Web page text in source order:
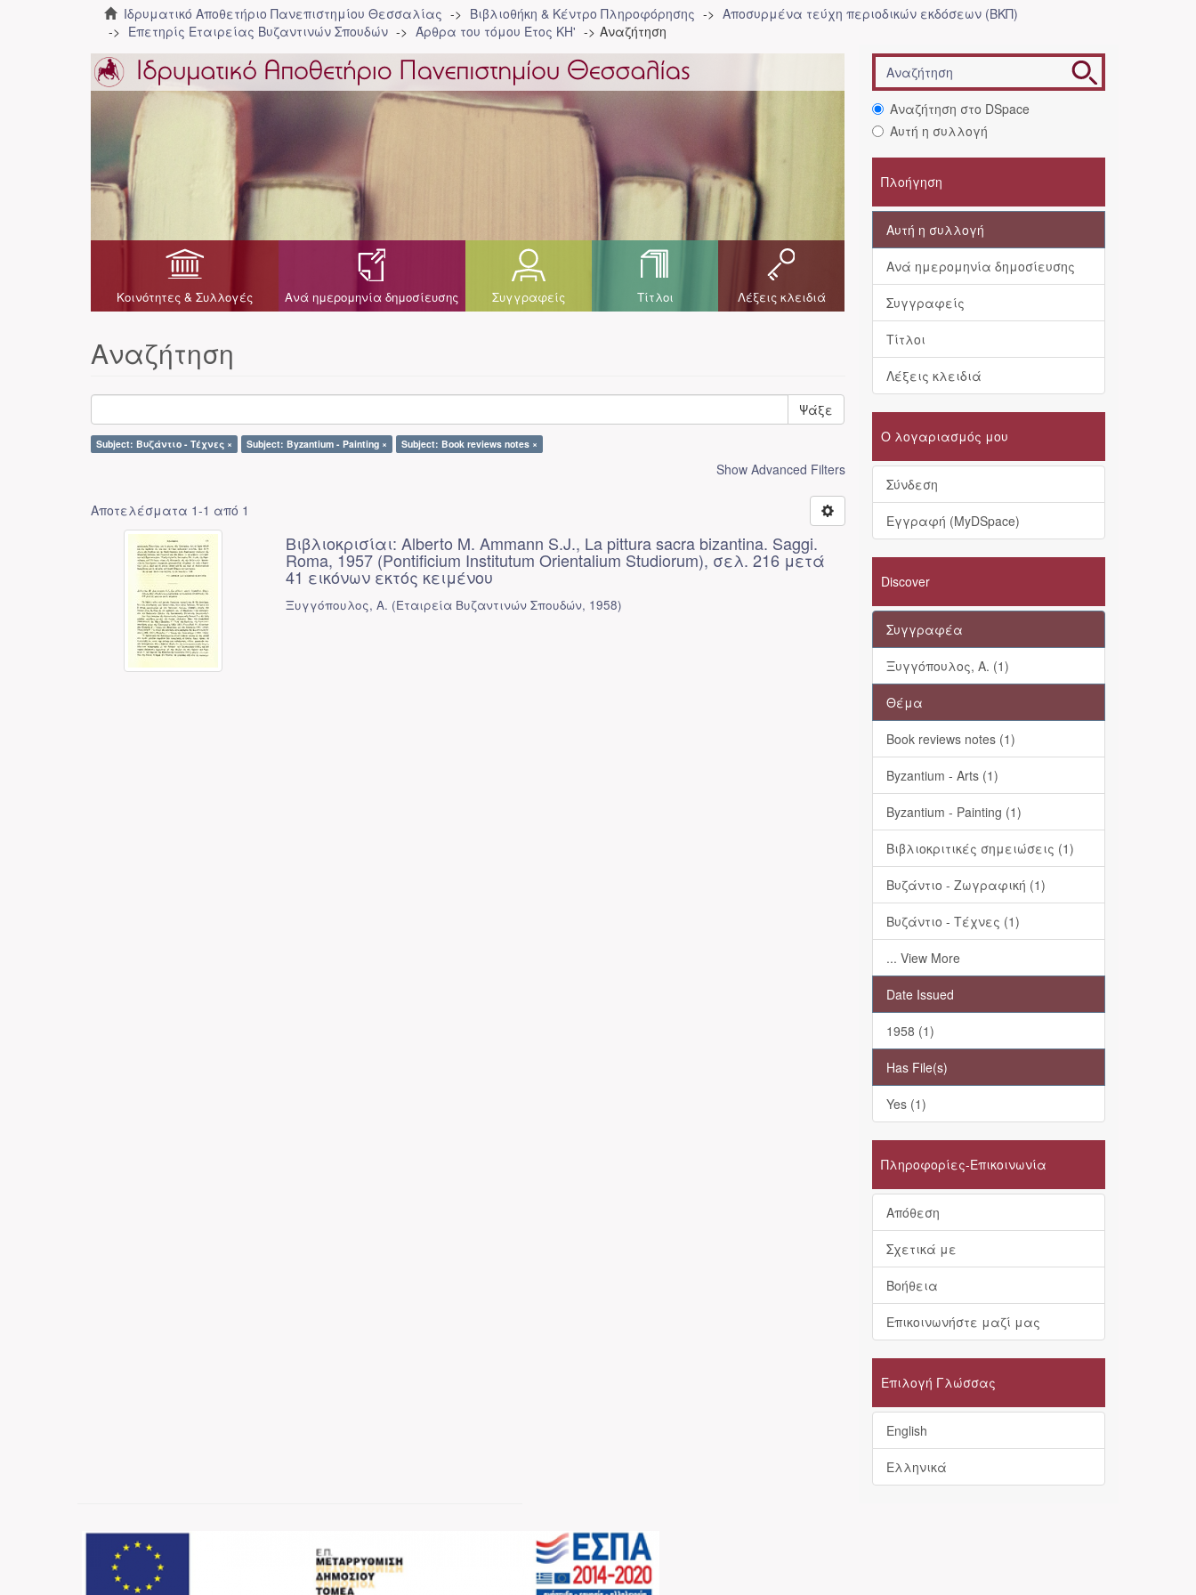
Ιδρυματικό Αποθετήριο Πανεπιστημίου Θεσσαλίας Βιβλιοθήκη & Κέντρο Πληροφόρησης
Αποσυρμένα τεύχη περιοδικών εκδόσεων (ΒΚΠ)
Επετηρίς Εταιρείας Βυζαντινών Σπουδών
Άρθρα του τόμου Έτος ΚΗ' Αναζήτηση
Κοινότητες & Συλλογές Ανά ημερομηνία δημοσίευσης Συγγραφείς Τίτλοι Λέξεις κλειδιά
Αναζήτηση
Ψάξε
Subject: Βυζάντιο - Τέχνες × Subject: Byzantium - Painting × Subject: Book reviews notes ×
Show Advanced Filters
Αποτελέσματα 1-1 από 1
Βιβλιοκρισίαι: Alberto Μ. Ammann S.J., La pittura sacra bizantina. Saggi.
Roma, 1957 (Pontificium Institutum Orientalium Studiorum), σελ. 216 μετά
41 εικόνων εκτός κειμένου
Ξυγγόπουλος, Α. (Εταιρεία Βυζαντινών Σπουδών, 1958)
Αναζήτηση στο DSpace
Αυτή η συλλογή
Πλοήγηση
Αυτή η συλλογή
Ανά ημερομηνία δημοσίευσης
Συγγραφείς
Τίτλοι
Λέξεις κλειδιά
Ο λογαριασμός μου
Σύνδεση
Εγγραφή (MyDSpace)
Discover
Συγγραφέα
Ξυγγόπουλος, Α. (1)
Θέμα
Book reviews notes (1)
Byzantium - Arts (1)
Byzantium - Painting (1)
Βιβλιοκριτικές σημειώσεις (1)
Βυζάντιο - Ζωγραφική (1)
Βυζάντιο - Τέχνες (1)
... View More
Date Issued
1958 (1)
Has File(s)
Yes (1)
Πληροφορίες-Επικοινωνία
Απόθεση
Σχετικά με
Βοήθεια
Επικοινωνήστε μαζί μας
Επιλογή Γλώσσας
English
Ελληνικά